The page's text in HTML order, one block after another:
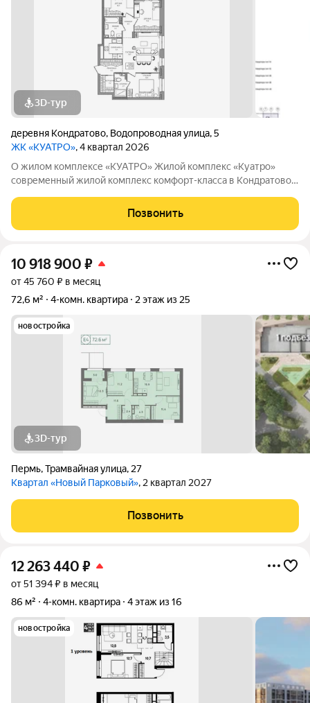
3D-тур
деревня Кондратово, Водопроводная улица,5
ЖК «КУАТРО», 4 квартал 2026
О жилом комплексе «КУАТРО» Жилой комплекс «Куатро»
современный жилой комплекс комфорт-класса в Кондратово,
Шесть секций объединены общей архитектурой, закрытым
двор-садом на стилобате и
Позвонить
10 918 900 ₽
от 45 760 ₽ в месяц
72,6 м²
4-комн. квартира 2 этаж из 25
новостройка
3D-тур
Пермь,Трамвайная улица, 27
Квартал «Новый Парковый», 2 квартал 2027
Позвонить
12 263 440 ₽
от 51 394 ₽ в месяц
86 м²
4-комн. квартира 4 этаж из 16
новостройка